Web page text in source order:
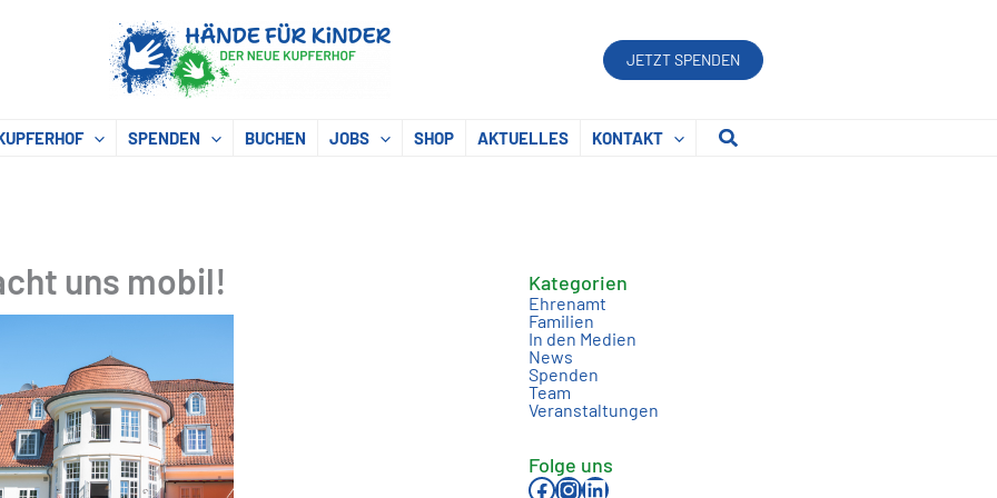
JETZT SPENDEN
SPENDEN BUCHEN JOBS SHOP AKTUELLES KONTAKT Suchen
uns mobil! Kategorien
Ehrenamt
Familien
In den Medien
News
Spenden
Team
Veranstaltungen
Folge uns
Facebook InstagramLinkedIn